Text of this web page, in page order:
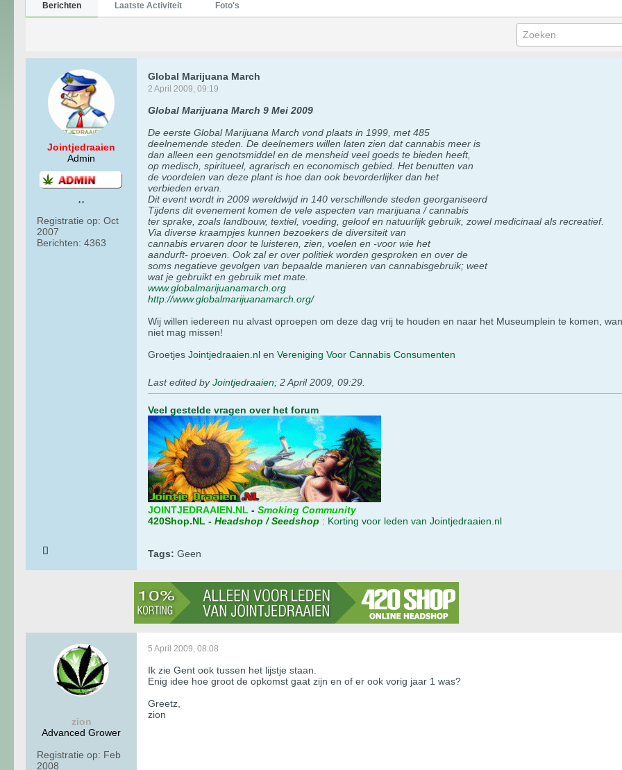
Berichten Laatste Activiteit Foto's
Jointjedraaien
Admin
Registratie op: Oct
2007
Berichten: 4363
Global Marijuana March
2 April 2009, 09:19
Global Marijuana March 9 Mei 2009
De eerste Global Marijuana March vond plaats in 1999, met 485
deelnemende steden. De deelnemers willen laten zien dat cannabis meer is
dan alleen een genotsmiddel en de mensheid veel goeds te bieden heeft,
op medisch, spiritueel, agrarisch en economisch gebied. Het benutten van
de voordelen van deze plant is hoe dan ook bevorderlijker dan het
verbieden ervan.
Dit event wordt in 2009 wereldwijd in 140 verschillende steden georganiseerd
Tijdens dit evenement komen de vele aspecten van marijuana / cannabis
ter sprake, zoals landbouw, textiel, voeding, geloof en natuurlijk gebruik, zowel medicinaal als recreatief.
Via diverse kraampjes kunnen bezoekers de diversiteit van
cannabis ervaren door te luisteren, zien, voelen en -voor wie het
aandurft- proeven. Ook zal er over politiek worden gesproken en over de
soms negatieve gevolgen van bepaalde manieren van cannabisgebruik; weet
wat je gebruikt en gebruik met mate.
www.globalmarijuanamarch.org
http://www.globalmarijuanamarch.org/
Wij willen iedereen nu alvast oproepen om deze dag vrij te houden en naar het Museumplein te komen,
niet mag missen!
Groetjes Jointjedraaien.nl en Vereniging Voor Cannabis Consumenten
Last edited byJointjedraaien; 2 April 2009, 09:29
Veel gestelde vragen over het forum
JOINTJEDRAAIEN.NL - Smoking Community
420Shop.NL - Headshop / Seedshop : Korting voor leden van Jointjedraaien.nl
Tags: Geen
zion
Advanced Grower
Registratie op: Feb
2008
5 April 2009, 08:08
Ik zie Gent ook tussen het lijstje staan.
Enig idee hoe groot de opkomst gaat zijn en of er ook vorig jaar 1 was?
Greetz,
zion